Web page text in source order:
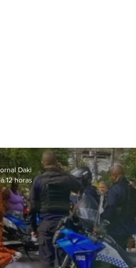
Daki
12 horas